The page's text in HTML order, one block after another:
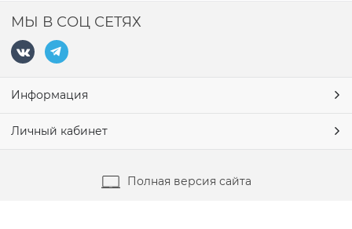
МЫ В СОЦ СЕТЯХ
Информация
Личный кабинет
Полная версия сайта